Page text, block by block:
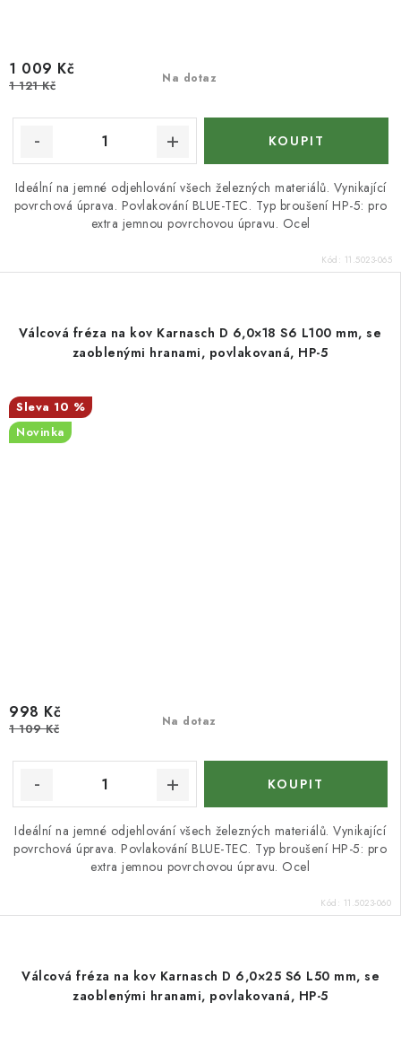
Na dotaz
1 009 Kč
1 121 Kč
Ideální na jemné odjehlování všech železných materiálů. Vynikající
povrchová úprava. Povlakování BLUE-TEC. Typ broušení HP-5: pro
extra jemnou povrchovou úpravu. Ocel
Kód: 11.5023-065
Válcová fréza na kov Karnasch D 6,0×18 S6 L100 mm, se
zaoblenými hranami, povlakovaná, HP-5
10 %
Novinka
Na dotaz
998 Kč
1 109 Kč
Ideální na jemné odjehlování všech železných materiálů. Vynikající
povrchová úprava. Povlakování BLUE-TEC. Typ broušení HP-5: pro
extra jemnou povrchovou úpravu. Ocel
Kód: 11.5023-060
Válcová fréza na kov Karnasch D 6,0×25 S6 L50 mm, se
zaoblenými hranami, povlakovaná, HP-5